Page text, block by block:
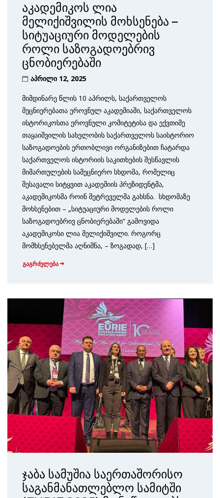
აკადემიკოს ლია
მელიქიშვილის მოხსენება –
სიტუაციური მოდელების
როლი საზოგადოებრივ
ცნობიერებაში
აპრილი 12, 2025
მიმდინარე წლის 10 აპრილს, საქართველოს
მეცნიერებათა ეროვნულ აკადემიაში, საქართველოს
ისტორიკოსთა ეროვნული კომიტეტისა და ექვთიმე
თაყაიშვილის სახელობის საქართველოს საისტორიო
საზოგადოების ერთობლივი ორგანიზებით ჩატარდა
საქართველოს ისტორიის საკითხების შესწავლის
მიმართულების სამეცნიერო სხდომა, რომელიც
შესავალი სიტყვით აკადემიის პრეზიდენტმა,
აკადემიკოსმა როინ მეტრეველმა გახსნა. სხდომაზე
მოხსენებით – „სიტუაციური მოდელების როლი
საზოგადოებრივ ცნობიერებაში“ გამოვიდა
აკადემიკოსი ლია მელიქიშვილი. როგორც
მომხსენებელმა აღნიშნა, – ზოგადად, […]
გაგრძელება
ჯაბა სამუშია საერთაშორისო
საგანმანათლებლო სამიტში